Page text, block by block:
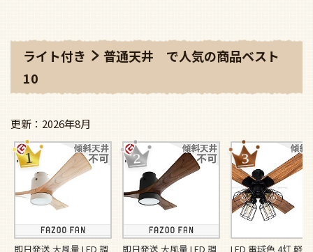
ライト付き 普通天井 で人気の商品ベスト
10
2026年8月
即日発送 大風量 LED 調 即日発送 大風量 LED 調 LED 電球色 4灯 軽量